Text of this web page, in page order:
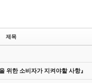
제목
위한 소비자가 지켜야할 사항』